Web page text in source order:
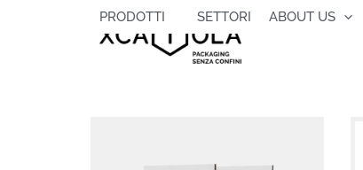
PRODOTTI SETTORI ABOUT US